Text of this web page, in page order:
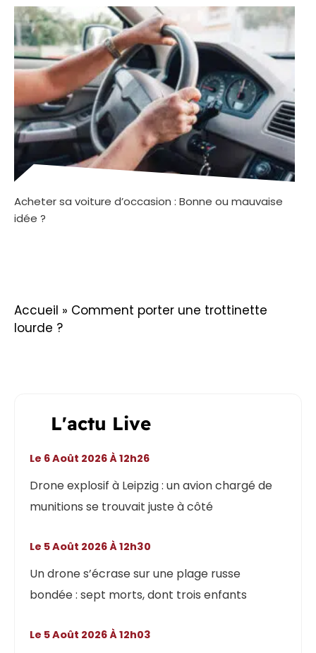
Acheter sa voiture d’occasion : Bonne ou mauvaise
idée ?
Accueil » Comment porter une trottinette
lourde ?
L'actu Live
Drone explosif à Leipzig : un avion chargé de
munitions se trouvait juste à côté
Le 6 Août 2026 À 12h26
Un drone s’écrase sur une plage russe
bondée : sept morts, dont trois enfants
Le 5 Août 2026 À 12h30
Le 5 Août 2026 À 12h03